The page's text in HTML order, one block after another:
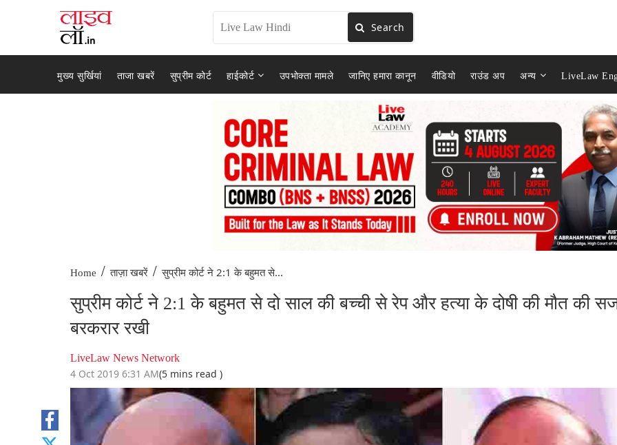
Search
मुख्य सुर्खियां ताजा खबरें सुप्रीम कोर्ट हाईकोर्ट उपभोक्ता मामले जानिए हमारा कानून वीडियो राउंड अप अन्य LiveLaw
Home / ताज़ा खबरें / सुप्रीम कोर्ट ने 2:1 के बहुमत से...
सुप्रीम कोर्ट ने 2:1 के बहुमत से दो साल की बच्ची से रेप और हत्या के दोषी की मौत की
बरकरार रखी
LiveLaw News Network
4 Oct 2019 6:31 AM(5 mins read )